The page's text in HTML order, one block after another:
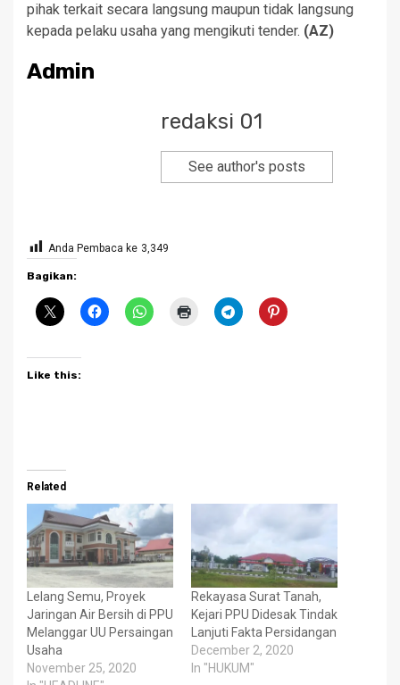
pihak terkait secara langsung maupun tidak langsung
kepada pelaku usaha yang mengikuti tender. (AZ)
Admin
redaksi 01
See author's posts
Anda Pembaca ke 3,349
Bagikan:
Like this:
Related
Lelang Semu, Proyek
Jaringan Air Bersih di PPU
Melanggar UU Persaingan
Usaha
November 25, 2020
Rekayasa Surat Tanah,
Kejari PPU Didesak Tindak
Lanjuti Fakta Persidangan
December 2, 2020
In "HUKUM"